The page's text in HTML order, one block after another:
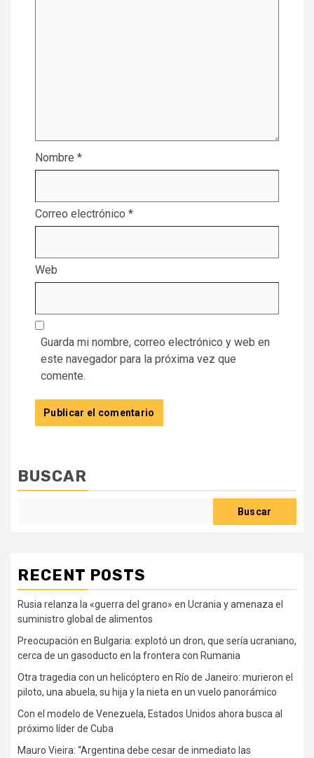
Nombre *
Correo electrónico *
Web
Guarda mi nombre, correo electrónico y web en
este navegador para la próxima vez que
comente.
BUSCAR
Buscar
RECENT POSTS
Rusia relanza la «guerra del grano» en Ucrania y amenaza el
suministro global de alimentos
Preocupación en Bulgaria: explotó un dron, que sería ucraniano,
cerca de un gasoducto en la frontera con Rumania
Otra tragedia con un helicóptero en Río de Janeiro: murieron el
piloto, una abuela, su hija y la nieta en un vuelo panorámico
Con el modelo de Venezuela, Estados Unidos ahora busca al
próximo líder de Cuba
Mauro Vieira: “Argentina debe cesar de inmediato las